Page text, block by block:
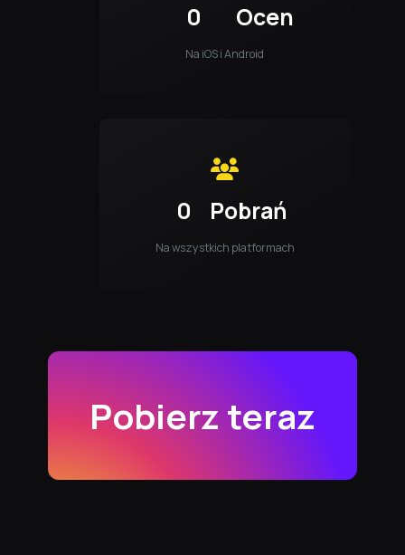
0 Ocen
Na iOS i Android
0 Pobrań
Na wszystkich platformach
Pobierz teraz